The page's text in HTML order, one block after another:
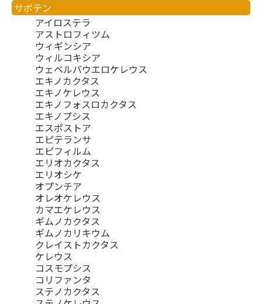
サボテン
アイロステラ
アストロフィツム
ウィギンシア
ウィルコキシア
ウェベルバウエロケレウス
エキノカクタス
エキノケレウス
エキノフォスロカクタス
エキノプシス
エスポストア
エピテランサ
エピフィルム
エリオカクタス
エリオシケ
オプンチア
オレオケレウス
カマエケレウス
ギムノカクタス
ギムノカリキウム
クレイストカクタス
ケレウス
コスモプシス
コリファンタ
ステノカクタス